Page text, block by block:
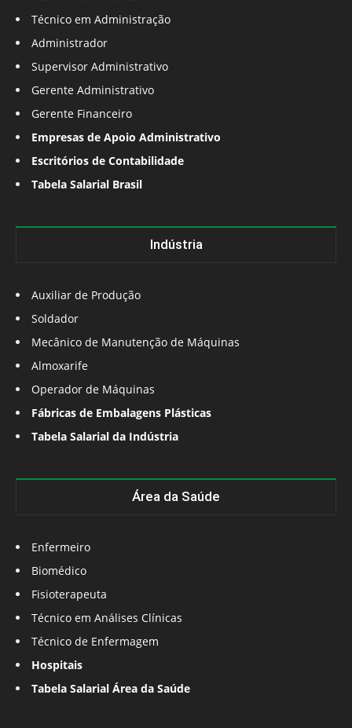
Técnico em Administração
Administrador
Supervisor Administrativo
Gerente Administrativo
Gerente Financeiro
Empresas de Apoio Administrativo
Escritórios de Contabilidade
Tabela Salarial Brasil
Indústria
Auxiliar de Produção
Soldador
Mecânico de Manutenção de Máquinas
Almoxarife
Operador de Máquinas
Fábricas de Embalagens Plásticas
Tabela Salarial da Indústria
Área da Saúde
Enfermeiro
Biomédico
Fisioterapeuta
Técnico em Análises Clínicas
Técnico de Enfermagem
Hospitais
Tabela Salarial Área da Saúde